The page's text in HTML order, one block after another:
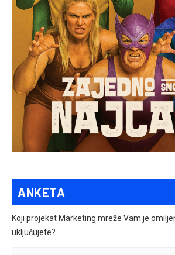
ANKETA
Koji projekat Marketing mreže Vam je
uključujete?